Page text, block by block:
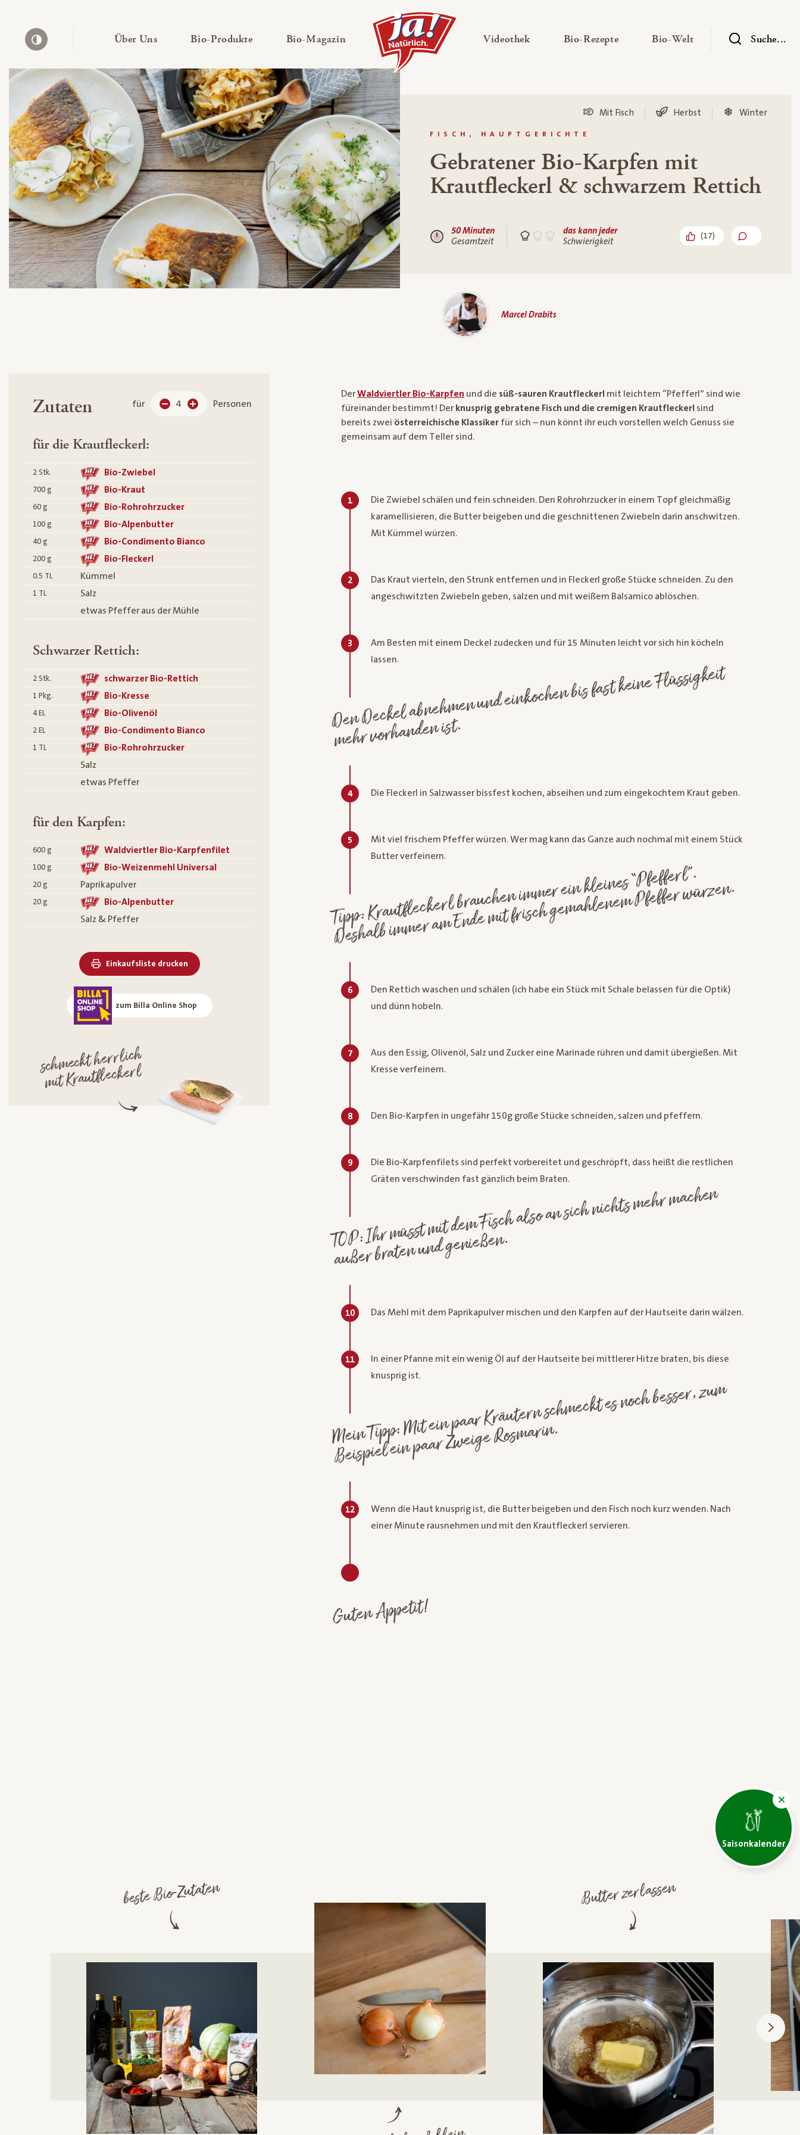
Über Uns— Untermenü ausklappen
Bio-Produkte— Untermenü ausklappen
Bio-Magazin — Untermenü ausklappen Videothek— Untermenü ausklappen
Bio-Rezepte— Untermenü ausklappen
Bio-Welt — UntermenüSuche...
Saisonkalender
FISCH, HAUPTGERICHTE
Mit Fisch Herbst Winter
Gebratener Bio-Karpfen mit
Krautfleckerl & schwarzem Rettich
50 Minuten
Gesamtzeit
das kann jeder
Schwierigkeit
(17)
Marcel Drabits
Zutaten für 4 Personen
für die Krautfleckerl:
2 Stk. Bio-Zwiebel
700 g Bio-Kraut
60 g Bio-Rohrohrzucker
100 g Bio-Alpenbutter
40 g Bio-Condimento Bianco
200 g Bio-Fleckerl
0.5 TL Kümmel
1 TL
Salz
etwas Pfeffer aus der Mühle
Schwarzer Rettich:
2 Stk. schwarzer Bio-Rettich
1 Pkg. Bio-Kresse
4 EL Bio-Olivenöl
2 EL Bio-Condimento Bianco
1 TL
Bio-Rohrohrzucker
Salz
etwas Pfeffer
für den Karpfen:
600 g Waldviertler Bio-Karpfenfilet
100 g Bio-Weizenmehl Universal
20 g Paprikapulver
20 g
Bio-Alpenbutter
Salz & Pfeffer
Einkaufsliste drucken
zum Billa Online Shop
sch
meckt herrlich
mit Krautfleckerl
DerWaldviertler Bio-Karpfen und die süß-sauren Krautfleckerl mit leichtem “Pfefferl” sind wie
füreinander bestimmt! Der knusprig gebratene Fisch und die cremigen Krautfleckerl sind
bereits zwei österreichische Klassiker für sich – nun könnt ihr euch vorstellen welch Genuss sie
gemeinsam auf dem Teller sind.
1
Die Zwiebel schälen und fein schneiden. Den Rohrohrzucker in einem Topf gleichmäßig
karamellisieren, die Butter beigeben und die geschnittenen Zwiebeln darin anschwitzen.
Mit Kümmel würzen.
2
Das Kraut vierteln, den Strunk entfernen und in Fleckerl große Stücke schneiden. Zu den
angeschwitzten Zwiebeln geben, salzen und mit weißem Balsamico ablöschen.
3
Am Besten mit einem Deckel zudecken und für 15 Minuten leicht vor sich hin köcheln
lassen.
Den
Deckel abneh
men und einkochen bis fast keine Flüssigkeit
mehr vorhanden ist.
4 Die Fleckerl in Salzwasser bissfest kochen, abseihen und zum eingekochtem Kraut geben.
5
Mit viel frischem Pfeffer würzen. Wer mag kann das Ganze auch nochmal mit einem Stück
Butter verfeinern.
Tipp: Krautfleckerl brauchen i
m
mer ein kleines “
Pfefferl”.
Deshalb i
m
mer a
m Ende
mit frisch ge
mahlene
m
Pfeffer
würzen.
6
Den Rettich waschen und schälen (ich habe ein Stück mit Schale belassen für die Optik)
und dünn hobeln.
7
Aus den Essig, Olivenöl, Salz und Zucker eine Marinade rühren und damit übergießen. Mit
Kresse verfeinern.
8 Den Bio-Karpfen in ungefähr 150g große Stücke schneiden, salzen und pfeffern.
9
Die Bio-Karpfenfilets sind perfekt vorbereitet und geschröpft, dass heißt die restlichen
Gräten verschwinden fast gänzlich beim Braten.
TO
P: Ihr
müsst
mit de
m Fisch also an sich nichts
mehr
machen
außer braten und genießen.
10 Das Mehl mit dem Paprikapulver mischen und den Karpfen auf der Hautseite darin wälzen.
11
In einer Pfanne mit ein wenig Öl auf der Hautseite bei mittlerer Hitze braten, bis diese
knusprig ist.
Mein Tipp:
Mit ein paar Kräutern sch
meckt es noch besser, zu
m
Beispiel ein paar Z
weige
Ros
marin.
12
Wenn die Haut knusprig ist, die Butter beigeben und den Fisch noch kurz wenden. Nach
einer Minute rausnehmen und mit den Krautfleckerl servieren.
Guten Appetit!
beste Bio-Zutaten Butter zerlassen